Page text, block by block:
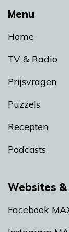
Menu
Home
TV & Radio
Prijsvragen
Puzzels
Recepten
Podcasts
Websites &
Facebook